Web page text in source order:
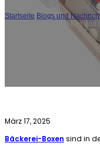
Startseite Blogs und
Geheimnis von Funktion und
März 17, 2025
Bäckerei-Boxen sind in